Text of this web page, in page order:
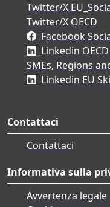
Twitter/X
Twitter/X OECD
Facebook
Linkedin
SMEs, Regions
Linkedin EU
Contattaci
Contattaci
Informativa sulla
Avvertenza legale